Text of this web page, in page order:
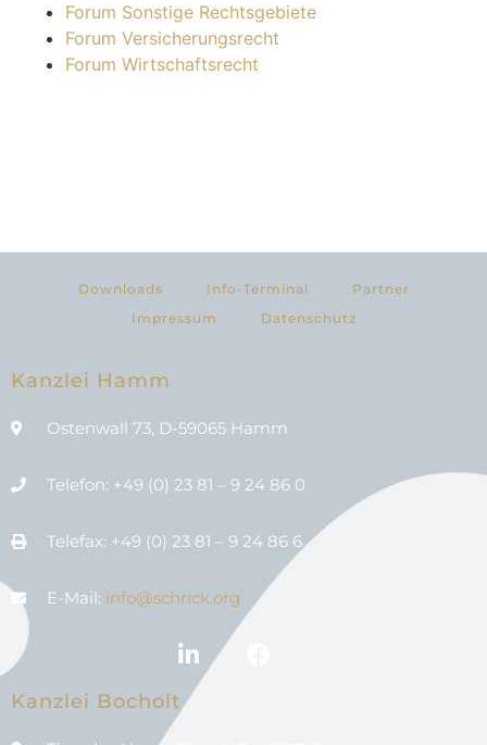
Forum Sonstige Rechtsgebiete
Forum Versicherungsrecht
Forum Wirtschaftsrecht
Downloads Info-Terminal
Partner
Impressum
Datenschutz
Kanzlei Hamm
Ostenwall 73, D-59065 Hamm
Telefon: +49 (0) 23 81 – 9 24 86 0
Telefax: +49 (0) 23 81 – 9 24 86 6
E-Mail: info@schrick.org
Kanzlei Bocholt